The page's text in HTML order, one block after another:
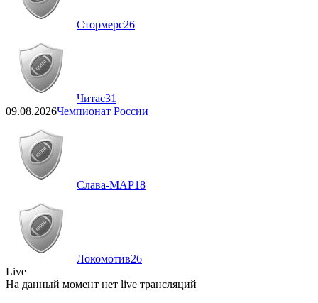
Стормерс26
Читас31
09.08.2026Чемпионат России
Слава-МАР18
Локомотив26
Live
На данный момент нет live трансляций